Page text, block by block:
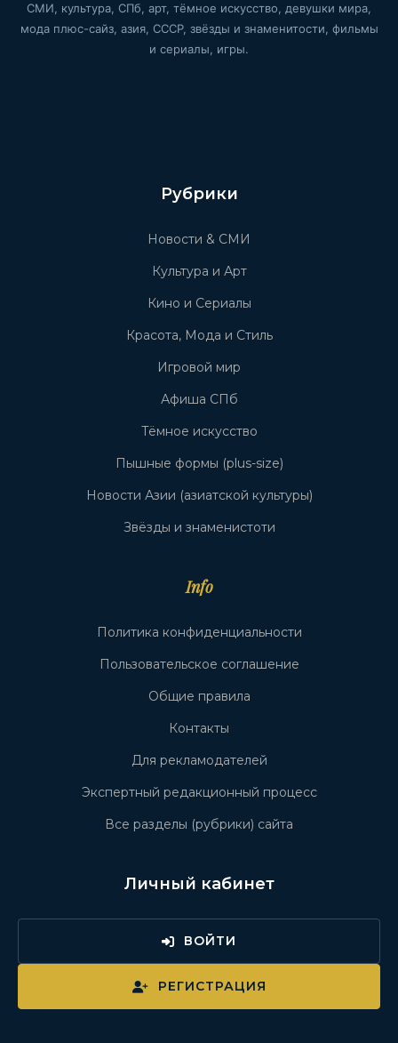
СМИ, культура, СПб, арт, тёмное искусство, девушки мира,
мода плюс-сайз, азия, СССР, звёзды и знаменитости, фильмы
и сериалы, игры.
Рубрики
Новости & СМИ
Культура и Арт
Кино и Сериалы
Красота, Мода и Стиль
Игровой мир
Афиша СПб
Тёмное искусство
Пышные формы (plus-size)
Новости Азии (азиатской культуры)
Звёзды и знаменистоти
Info
Политика конфиденциальности
Пользовательское соглашение
Общие правила
Контакты
Для рекламодателей
Экспертный редакционный процесс
Все разделы (рубрики) сайта
Личный кабинет
ВОЙТИ
РЕГИСТРАЦИЯ